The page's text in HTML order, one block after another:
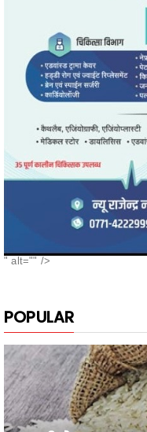
नगरी के दुबराज
लेती है, सबका